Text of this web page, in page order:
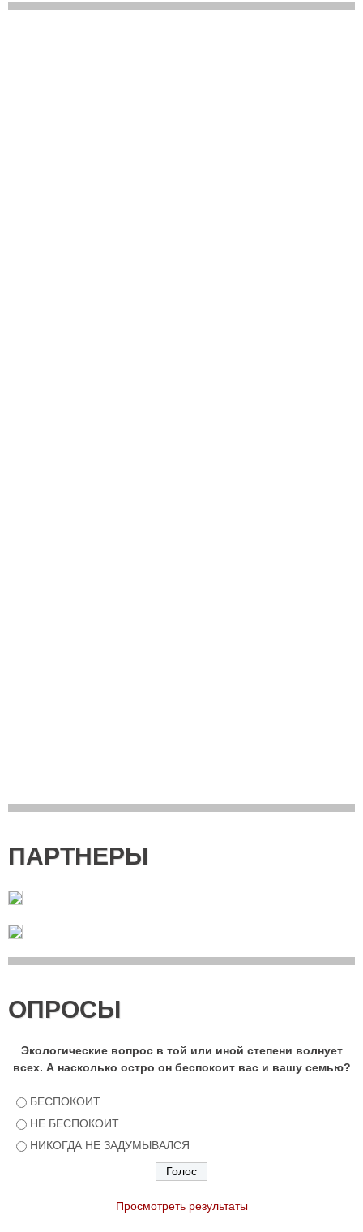
ПАРТНЕРЫ
ОПРОСЫ
Экологические вопрос в той или иной степени волнует
всех. А насколько остро он беспокоит вас и вашу семью?
БЕСПОКОИТ
НЕ БЕСПОКОИТ
НИКОГДА НЕ ЗАДУМЫВАЛСЯ
Просмотреть результаты